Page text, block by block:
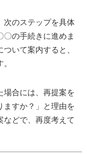
次のステップを具体
の手続きに進めま
いて案内すると、
場合には、再提案を
ますか？」と理由を
などで、再度考えて